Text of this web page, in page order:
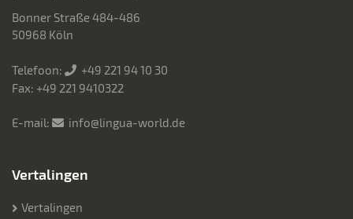
Bonner Straße 484-486
50968 Köln
Telefoon:
+49 221 94 10 30
Fax: +49 221 9410322
E-mail: info@lingua-world.de
Vertalingen
Vertalingen